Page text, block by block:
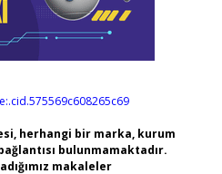
herhangi bir marka, kurum
bulunmamaktadır.
makaleler